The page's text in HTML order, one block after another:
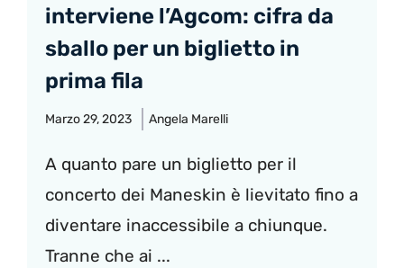
interviene l’Agcom: cifra da
sballo per un biglietto in
prima fila
Marzo 29, 2023 Angela Marelli
A quanto pare un biglietto per il
concerto dei Maneskin è lievitato fino a
diventare inaccessibile a chiunque.
Tranne che ai ...